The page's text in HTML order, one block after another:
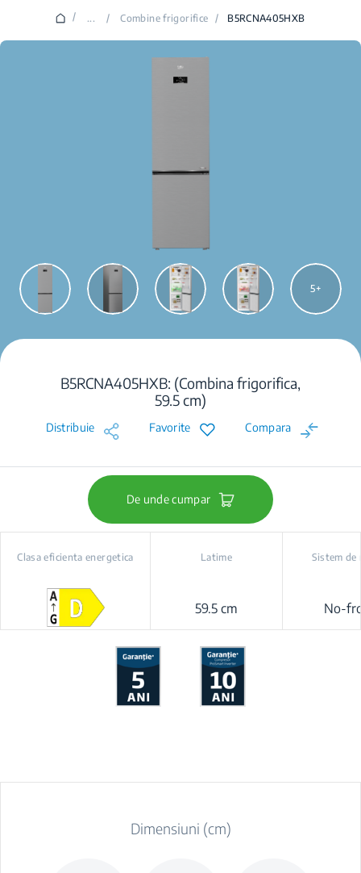
/ ... / Combine frigorifice / B5RCNA405HXB
5
B5RCNA405HXB: (Combina frigorifica,
59.5 cm)
Distribuie Favorite Compara
De unde cumpar
Clasa eficienta energetica Latime
59.5 cm
Sistem de
No-
Dimensiuni (cm)